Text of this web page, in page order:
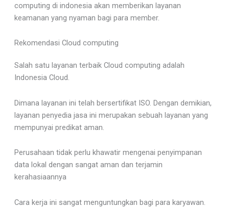
computing di indonesia akan memberikan layanan
keamanan yang nyaman bagi para member.
Rekomendasi Cloud computing
Salah satu layanan terbaik Cloud computing adalah
Indonesia Cloud.
Dimana layanan ini telah bersertifikat ISO. Dengan demikian,
layanan penyedia jasa ini merupakan sebuah layanan yang
mempunyai predikat aman.
Perusahaan tidak perlu khawatir mengenai penyimpanan
data lokal dengan sangat aman dan terjamin
kerahasiaannya
Cara kerja ini sangat menguntungkan bagi para karyawan.